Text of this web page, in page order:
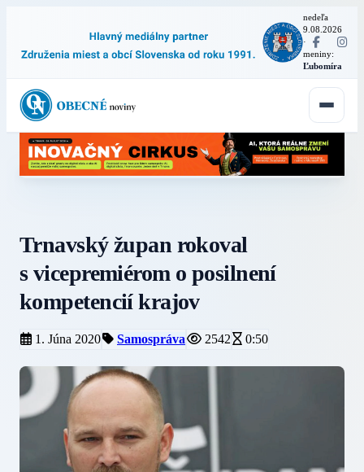
nedeľa
9.08.2026
·
meniny:
Ľubomíra
Trnavský župan rokoval
s vicepremiérom o posilnení
kompetencií krajov
1. Júna 2020 Samospráva 2542 0:50